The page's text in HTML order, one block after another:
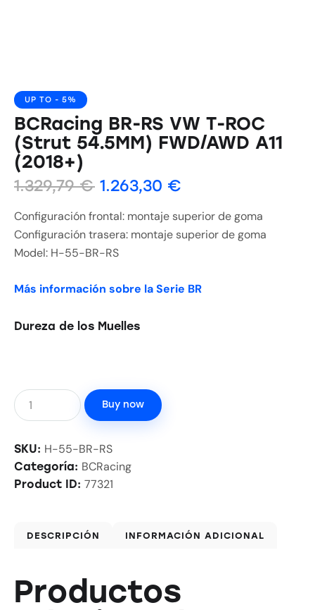
UP TO - 5%
BCRacing BR-RS VW T-ROC
(Strut 54.5MM) FWD/AWD A11
(2018+)
1.329,79€ 1.263,30 €
Configuración frontal: montaje superior de goma
Configuración trasera: montaje superior de goma
Model: H-55-BR-RS
Más información sobre la Serie BR
Dureza de los Muelles
Buy now
SKU: H-55-BR-RS
Categoría: BCRacing
Product ID: 77321
DESCRIPCIÓN INFORMACIÓN ADICIONAL
Productos